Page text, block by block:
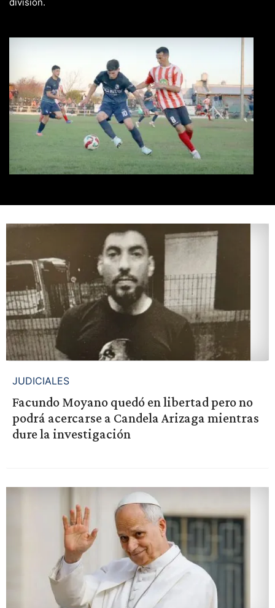
JUDICIALES
Facundo Moyano quedó en libertad pero no
podrá acercarse a Candela Arizaga mientras
dure la investigación